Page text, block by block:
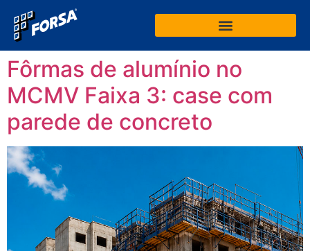
Fôrmas de alumínio no
MCMV Faixa 3: case com
parede de concreto